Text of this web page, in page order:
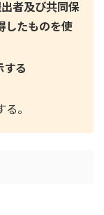
者及び共同保
したものを使
る
。